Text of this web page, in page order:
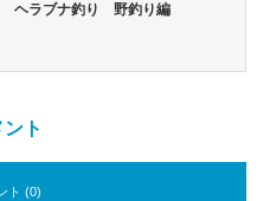
ヘラブナ釣り 野釣り編
ント
ト (0)